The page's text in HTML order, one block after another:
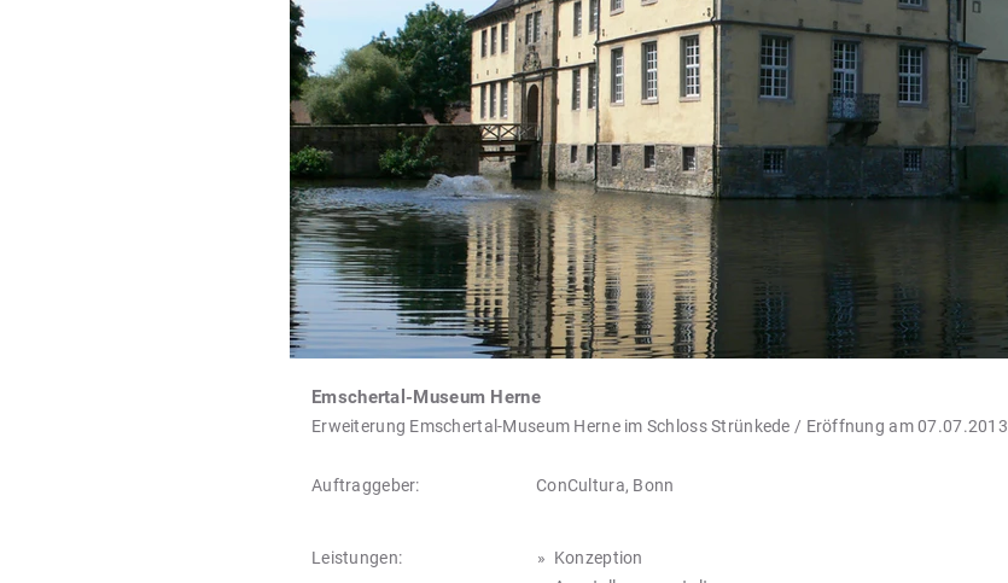
ConCultura, Bonn
» Konzeption
Leistungen:
Emschertal-Museum Herne
Erweiterung Emschertal-Museum Herne im Schloss Strünkede / Eröffnung am 07.07.2013
Auftraggeber: